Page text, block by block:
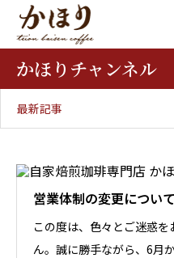
かほりチャンネル
最新記事
営業体制の変更について
この度は、色々とご迷惑
ん。誠に勝手ながら、6月